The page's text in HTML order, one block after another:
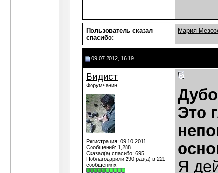
Пользователь сказал
cпасибо:
Мария
09.07.2012, 16:19
Видист
Форумчанин
Регистрация: 09.10.2011
Сообщений: 1,288
Сказал(а) спасибо: 695
Поблагодарили 290 раз(а) в 221
сообщениях
Это
Я